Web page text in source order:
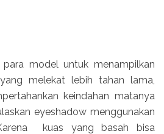
para model untuk menampilkan
melekat lebih tahan lama,
keindahan matanya
eyeshadow menggunakan
kuas yang basah bisa